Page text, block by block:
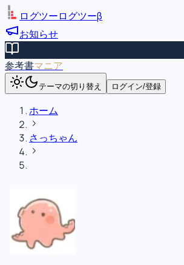
ログツーログツーβ
お知らせ
参考書マニア
テーマの切り替え ログイン/登録
ホーム
さっちゃん